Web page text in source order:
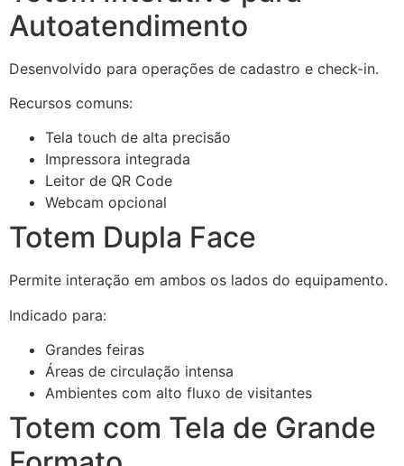
Autoatendimento
Desenvolvido para operações de cadastro e check-in.
Recursos comuns:
Tela touch de alta precisão
Impressora integrada
Leitor de QR Code
Webcam opcional
Totem Dupla Face
Permite interação em ambos os lados do equipamento.
Indicado para:
Grandes feiras
Áreas de circulação intensa
Ambientes com alto fluxo de visitantes
Totem com Tela de Grande